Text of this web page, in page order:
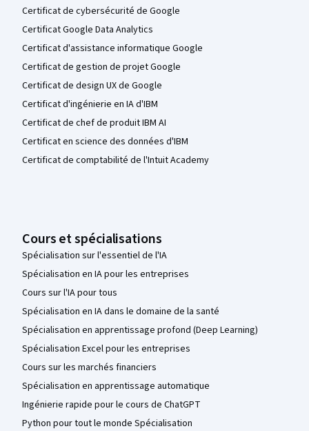
Certificat de cybersécurité de Google
Certificat Google Data Analytics
Certificat d'assistance informatique Google
Certificat de gestion de projet Google
Certificat de design UX de Google
Certificat d'ingénierie en IA d'IBM
Certificat de chef de produit IBM AI
Certificat en science des données d'IBM
Certificat de comptabilité de l'Intuit Academy
Cours et spécialisations
Spécialisation sur l'essentiel de l'IA
Spécialisation en IA pour les entreprises
Cours sur l'IA pour tous
Spécialisation en IA dans le domaine de la santé
Spécialisation en apprentissage profond (Deep Learning)
Spécialisation Excel pour les entreprises
Cours sur les marchés financiers
Spécialisation en apprentissage automatique
Ingénierie rapide pour le cours de ChatGPT
Python pour tout le monde Spécialisation